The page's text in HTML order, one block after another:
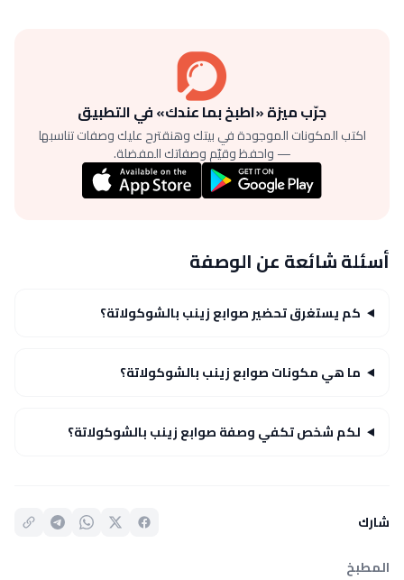
جرّب ميزة «اطبخ بما عندك» في التطبيق
اكتب المكونات الموجودة في بيتك وهنقترح عليك وصفات تناسبها
— واحفظ وقيّم وصفاتك المفضلة.
أسئلة شائعة عن الوصفة
كم يستغرق تحضير صوابع زينب بالشوكولاتة؟
ما هي مكونات صوابع زينب بالشوكولاتة؟
لكم شخص تكفي وصفة صوابع زينب بالشوكولاتة؟
شارك
المطبخ